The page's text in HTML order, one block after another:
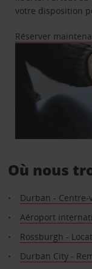
votre disposition
Réserver
Où nous
Durban - Centre-
Aéroport
Rossburgh -
Durban City -